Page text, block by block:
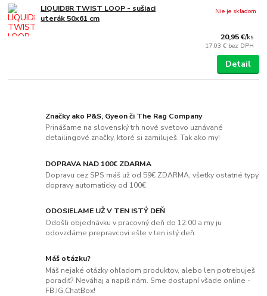
LIQUID8R TWIST LOOP - sušiaci
uterák 50x61 cm
20,95 €/ks
17,03 € bez DPH
Nie je skladom
Detail
Značky ako P&S, Gyeon či The Rag Company
Prinášame na slovenský trh nové svetovo uznávané
detailingové značky, ktoré si zamiluješ. Tak ako my!
DOPRAVA NAD 100€ ZDARMA
Dopravu cez SPS máš už od 59€ ZDARMA, všetky ostatné typy
dopravy automaticky od 100€
ODOSIELAME UŽ V TEN ISTÝ DEŇ
Odošli objednávku v pracovný deň do 12:00 a my ju
odovzdáme prepravcovi ešte v ten istý deň.
Máš otázku?
Máš nejaké otázky ohľadom produktov, alebo len potrebuješ
poradiť? Neváhaj a napíš nám. Sme dostupní všade online -
FB,IG,ChatBox!